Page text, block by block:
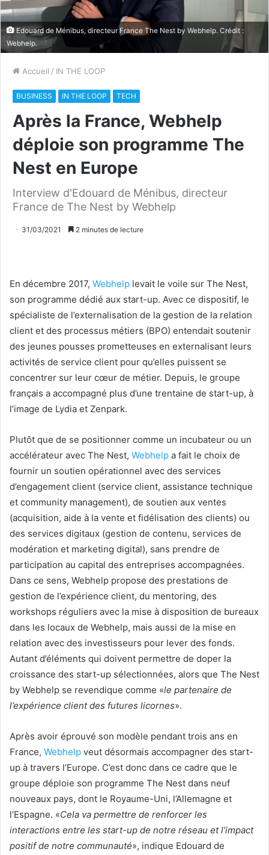
Edouard de Ménibus, directeur France The Nest by Webhelp. Crédit :
Webhelp.
Accueil / IN THE LOOP
BUSINESS IN THE LOOP TECH
Après la France, Webhelp
déploie son programme The
Nest en Europe
Interview d'Edouard de Ménibus, directeur
France de The Nest by Webhelp
31/03/2021 2 minutes de lecture
En décembre 2017, Webhelp levait le voile sur The Nest,
son programme dédié aux start-up. Avec ce dispositif, le
spécialiste de l’externalisation de la gestion de la relation
client et des processus métiers (BPO) entendait soutenir
des jeunes pousses prometteuses en externalisant leurs
activités de service client pour qu’elles puissent se
concentrer sur leur cœur de métier. Depuis, le groupe
français a accompagné plus d’une trentaine de start-up, à
l’image de Lydia et Zenpark.
Plutôt que de se positionner comme un incubateur ou un
accélérateur avec The Nest, Webhelp a fait le choix de
fournir un soutien opérationnel avec des services
d’engagement client (service client, assistance technique
et community management), de soutien aux ventes
(acquisition, aide à la vente et fidélisation des clients) ou
des services digitaux (gestion de contenu, services de
modération et marketing digital), sans prendre de
participation au capital des entreprises accompagnées.
Dans ce sens, Webhelp propose des prestations de
gestion de l’expérience client, du mentoring, des
workshops réguliers avec la mise à disposition de bureaux
dans les locaux de Webhelp, mais aussi de la mise en
relation avec des investisseurs pour lever des fonds.
Autant d’éléments qui doivent permettre de doper la
croissance des start-up sélectionnées, alors que The Nest
by Webhelp se revendique comme «le partenaire de
l’expérience client des futures licornes».
Après avoir éprouvé son modèle pendant trois ans en
France, Webhelp veut désormais accompagner des start-
up à travers l’Europe. C’est donc dans ce cadre que le
groupe déploie son programme The Nest dans neuf
nouveaux pays, dont le Royaume-Uni, l’Allemagne et
l’Espagne. «Cela va permettre de renforcer les
interactions entre les start-up de notre réseau et l’impact
positif de notre communauté», indique Edouard de